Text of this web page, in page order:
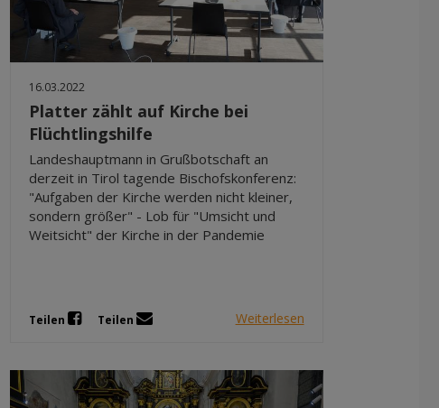
Mär 2026
Feb 2026
Jan 2026
Nov 2025
Sep 2025
16.03.2022
Platter zählt auf Kirche bei
Flüchtlingshilfe
Landeshauptmann in Grußbotschaft an
derzeit in Tirol tagende Bischofskonferenz:
"Aufgaben der Kirche werden nicht kleiner,
sondern größer" - Lob für "Umsicht und
Weitsicht" der Kirche in der Pandemie
Teilen Teilen Weiterlesen